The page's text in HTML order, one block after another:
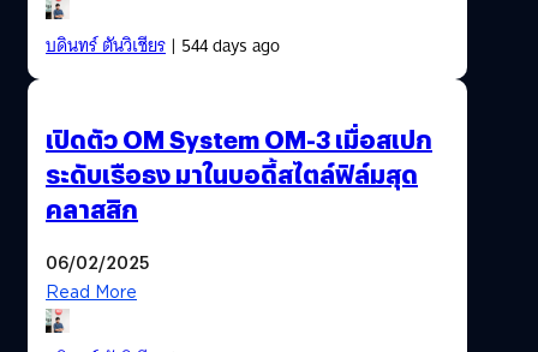
บดินทร์ ตันวิเชียร| 544 days ago
เปิดตัว OM System OM-3 เมื่อสเปก
ระดับเรือธง มาในบอดี้สไตล์ฟิล์มสุด
คลาสสิก
06/02/2025
Read More